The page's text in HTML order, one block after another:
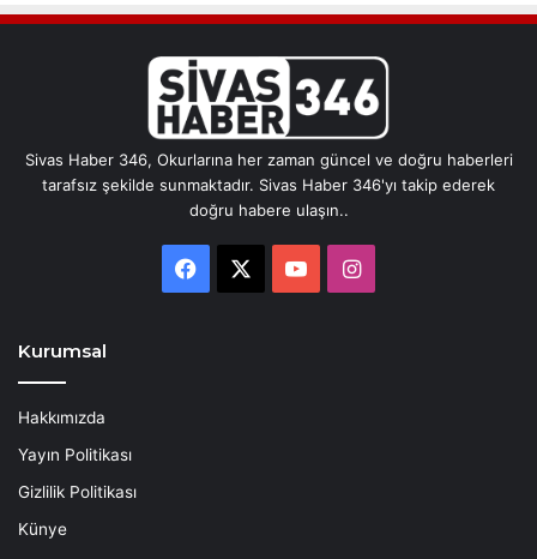
Sivas Haber 346, Okurlarına her zaman güncel ve doğru haberleri
tarafsız şekilde sunmaktadır. Sivas Haber 346'yı takip ederek
doğru habere ulaşın..
Facebook YouTubeInstagram
Kurumsal
Hakkımızda
Yayın Politikası
Gizlilik Politikası
Künye